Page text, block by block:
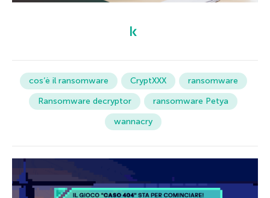
cos’è il ransomware CryptXXX
ransomware
Ransomware decryptor
ransomware Petya
wannacry